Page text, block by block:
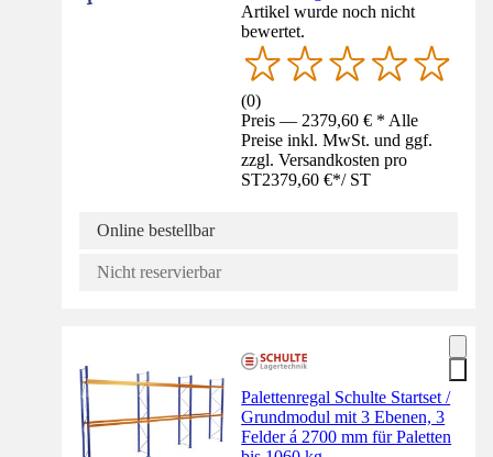
Artikel wurde noch nicht
bewertet.
(0)
Preis — 2379,60 € * Alle
Preise inkl. MwSt. und ggf.
zzgl. Versandkosten pro
ST2379,60 €*/ ST
Online bestellbar
Nicht reservierbar
Palettenregal Schulte Startset /
Grundmodul mit 3 Ebenen, 3
Felder á 2700 mm für Paletten